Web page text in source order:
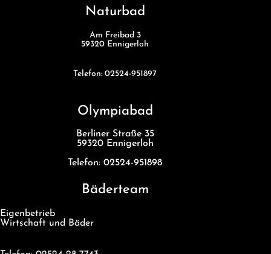
Naturbad
Am Freibad 3
59320 Ennigerloh
Telefon: 02524-951897
Olympiabad
Berliner Straße 35
59320 Ennigerloh
Telefon: 02524-951898
Bäderteam
Eigenbetrieb
Wirtschaft und Bäder